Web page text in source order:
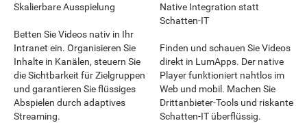
Skalierbare Ausspielung
Betten Sie Videos nativ in Ihr
Intranet ein. Organisieren Sie
Inhalte in Kanälen, steuern Sie
die Sichtbarkeit für Zielgruppen
und garantieren Sie flüssiges
Abspielen durch adaptives
Streaming.
Native Integration statt
Schatten-IT
Finden und schauen Sie Videos
direkt in LumApps. Der native
Player funktioniert nahtlos im
Web und mobil. Machen Sie
Drittanbieter-Tools und riskante
Schatten-IT überflüssig.